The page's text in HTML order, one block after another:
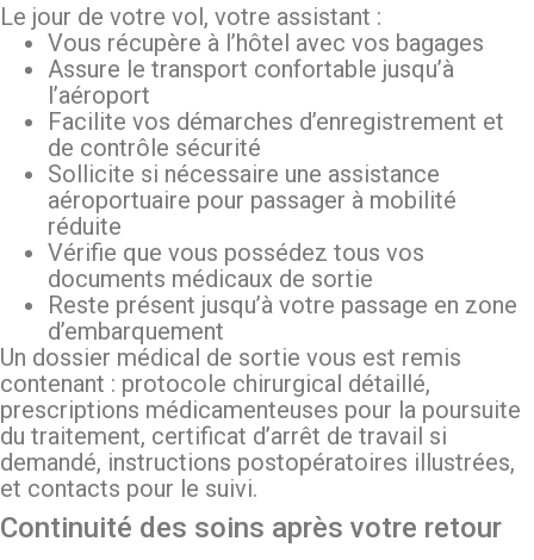
Le jour de votre vol, votre assistant :
Vous récupère à l’hôtel avec vos bagages
Assure le transport confortable jusqu’à
l’aéroport
Facilite vos démarches d’enregistrement et
de contrôle sécurité
Sollicite si nécessaire une assistance
aéroportuaire pour passager à mobilité
réduite
Vérifie que vous possédez tous vos
documents médicaux de sortie
Reste présent jusqu’à votre passage en zone
d’embarquement
Un dossier médical de sortie vous est remis
contenant : protocole chirurgical détaillé,
prescriptions médicamenteuses pour la poursuite
du traitement, certificat d’arrêt de travail si
demandé, instructions postopératoires illustrées,
et contacts pour le suivi.
Continuité des soins après votre retour